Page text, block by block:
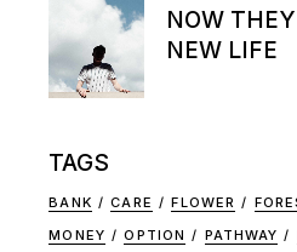
NOW
NEW LIFE
TAGS
BANK CARE FLOWER
MONEY
OPTION PATHWAY